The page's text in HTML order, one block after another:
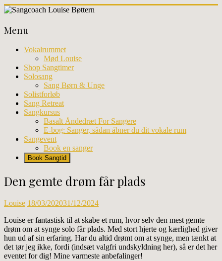
Skip
content
Louise
Bøttern
Professionel
sangundervisning
workhops
København
Menu
Vokalrummet
Mød Louise
Shop Sangtimer
Solosang
Sang Børn & Unge
Solistforløb
Sang Retreat
Sangkursus
Basalt Åndedræt For Sangere
E-bog: Sanger, sådan åbner du dit vokale rum
Sangevent
Book en sanger
Book Sangtid
Den gemte drøm får plads
Louise 18/03/202031/12/2024
Louise er fantastisk til at skabe et rum, hvor selv den mest gemte
drøm om at synge solo får plads. Med stort hjerte og kærlighed giver
hun ud af sin erfaring. Har du altid drømt om at synge, men tænkt at
det tør jeg ikke, fordi (indsæt valgfri undskyldning her), så er det her
eventet for dig! Mine varmeste anbefalinger!